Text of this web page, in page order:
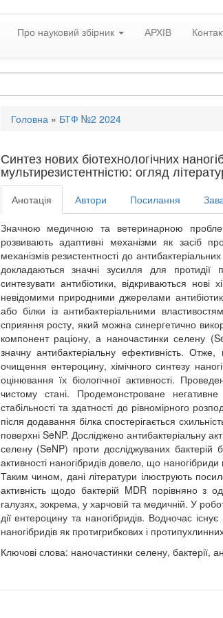
Про науковий збірник АРХІВ
Ви
тут
Головна » БТФ №2 2024
Синтез нових біотехнологічних
мультирезистентністю: огляд
Анотація Автори Посилання
Значною медичною та ветеринарною
розвивають адаптивні механізми як засіб
механізмів резистентності до
докладаються значні зусилля для протидії
синтезувати антибіотики, відкриваються нові
невідомими природними джерелами
або білки із антибактеріальними
сприяння росту, який можна синергетично
компонент раціону, а наночастинки селену
значну антибактеріальну ефективність.
очищення ентероцину, хімічного синтезу
оцінювання їх біологічної активності.
чистому стані. Продемонстроване
стабільності та здатності до рівномірного
після додавання білка спостерігається
поверхні SeNP. Досліджено антибактеріальну
селену (SeNP) проти досліджуваних бактерій
активності наногібридів довело, що
Таким чином, дані літератури ілюструють
активність щодо бактерій MDR порівняно з
галузях, зокрема, у харчовій та медичній. У
дії ентероцину та наногібридів. Водночас
наногібридів як протигрибкових і
Ключові слова: наночастинки селену, бактерії,